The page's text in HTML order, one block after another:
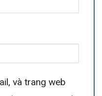
và trang web